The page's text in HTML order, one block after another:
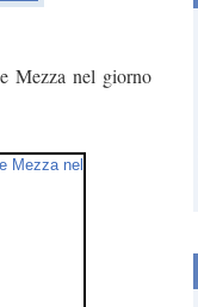
Mezza nel giorno